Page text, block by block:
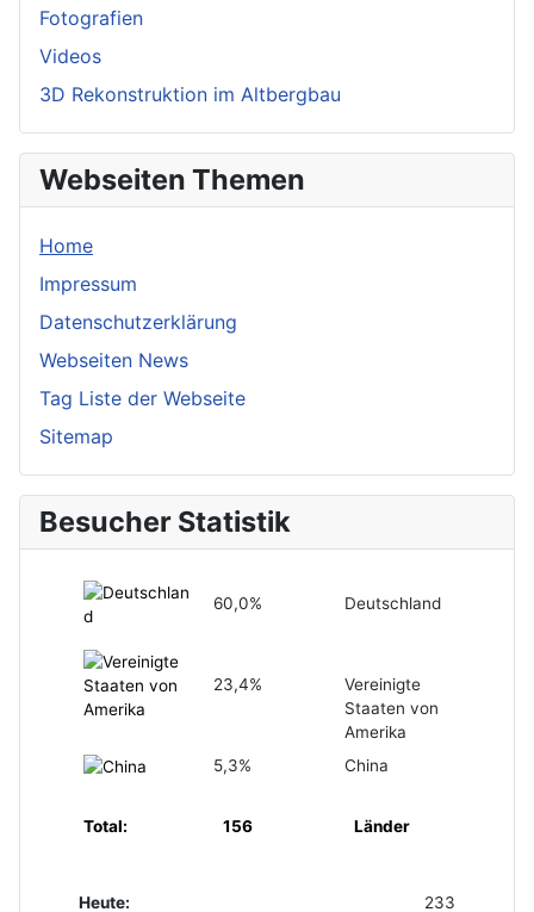
Fotografien
Videos
3D Rekonstruktion im Altbergbau
Webseiten Themen
Home
Impressum
Datenschutzerklärung
Webseiten News
Tag Liste der Webseite
Sitemap
Besucher Statistik
60,0% Deutschland
23,4%
Vereinigte
Staaten von
Amerika
5,3%
China
Total: 156 Länder
Heute: 233